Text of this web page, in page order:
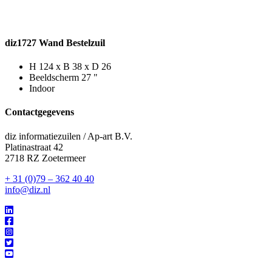
diz1727 Wand Bestelzuil
H 124 x B 38 x D 26
Beeldscherm 27 "
Indoor
Contactgegevens
diz informatiezuilen / Ap-art B.V.
Platinastraat 42
2718 RZ Zoetermeer
+ 31 (0)79 – 362 40 40
info@diz.nl